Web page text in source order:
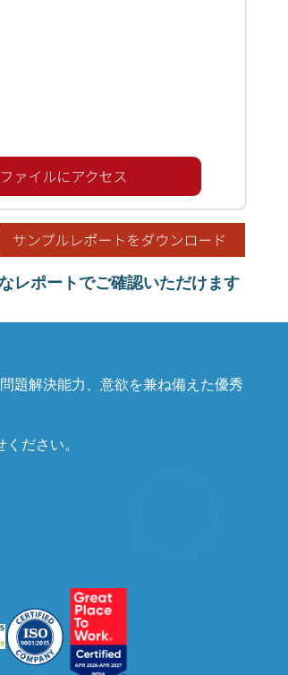
レポートでご確認いただけます
題解決能力、意欲を兼ね備えた優秀
ださい。